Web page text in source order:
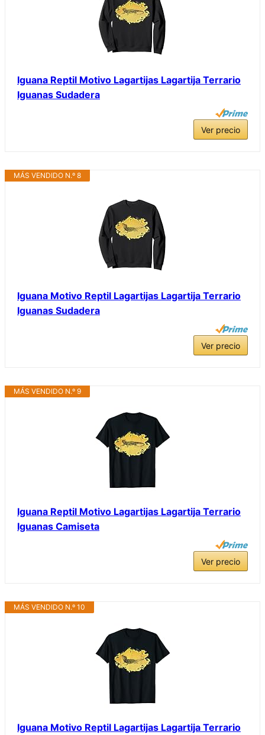
Iguana Reptil Motivo Lagartijas Lagartija Terrario
Iguanas Sudadera
Ver precio
MÁS VENDIDO N.º 8
Iguana Motivo Reptil Lagartijas Lagartija Terrario
Iguanas Sudadera
Ver precio
MÁS VENDIDO N.º 9
Iguana Reptil Motivo Lagartijas Lagartija Terrario
Iguanas Camiseta
Ver precio
MÁS VENDIDO N.º 10
Iguana Motivo Reptil Lagartijas Lagartija Terrario